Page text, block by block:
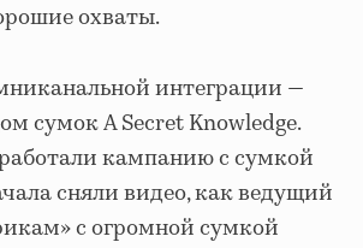
охваты.
интеграции —
сумок A Secret Knowledge.
кампанию с сумкой
сняли видео, как ведущий
с огромной сумкой